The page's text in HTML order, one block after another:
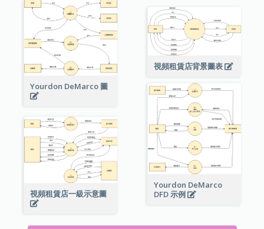
Yourdon DeMarco 圖
視頻租賃店背景圖表
Yourdon DeMarco
DFD 示例
視頻租賃店一級示意圖